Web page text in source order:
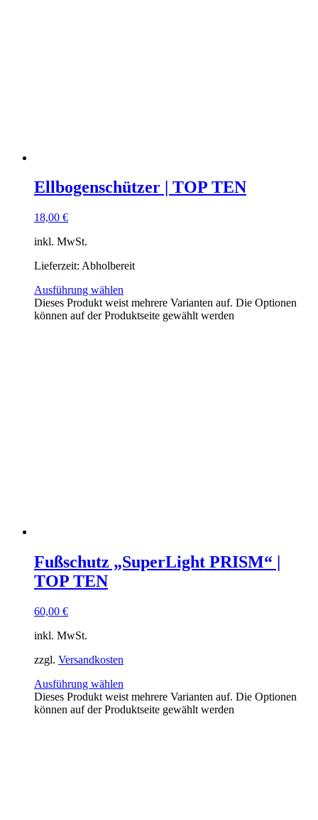
Ellbogenschützer | TOP TEN
18,00 €
inkl. MwSt.
Lieferzeit: Abholbereit
Ausführung wählen
Dieses Produkt weist mehrere Varianten auf. Die Optionen
können auf der Produktseite gewählt werden
Fußschutz „SuperLight PRISM“ |
TOP TEN
60,00 €
inkl. MwSt.
zzgl. Versandkosten
Ausführung wählen
Dieses Produkt weist mehrere Varianten auf. Die Optionen
können auf der Produktseite gewählt werden